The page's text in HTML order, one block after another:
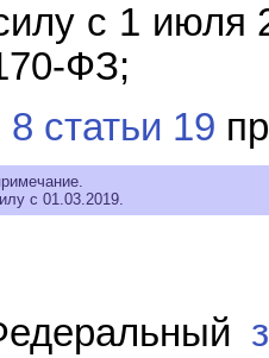
с 1
ФЗ;
8 статьи 19
с 01.03.2019.